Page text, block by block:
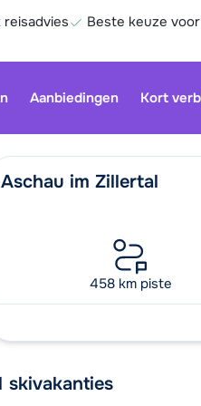
reisadvies Beste keuze
Aanbiedingen Kort
Aschau im Zillertal
458 km piste
skivakanties